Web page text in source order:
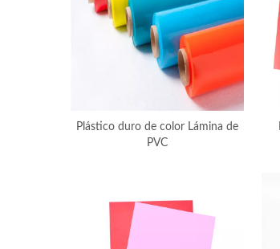
Plástico duro de color Lámina de
PVC